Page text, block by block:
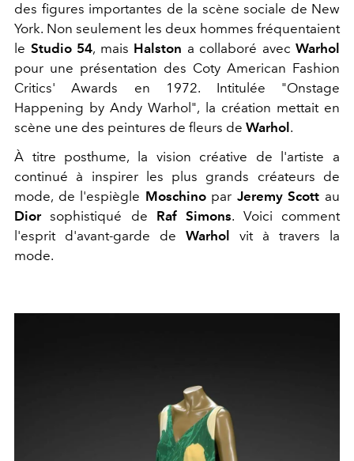
des figures importantes de la scène sociale de New
York. Non seulement les deux hommes fréquentaient
le Studio 54, mais Halston a collaboré avec Warhol
pour une présentation des Coty American Fashion
Critics' Awards en 1972. Intitulée "Onstage
Happening by Andy Warhol", la création mettait en
scène une des peintures de fleurs de Warhol .
À titre posthume, la vision créative de l'artiste a
continué à inspirer les plus grands créateurs de
mode, de l'espiègle Moschinopar Jeremy Scott au
Diorsophistiqué de Raf Simons. Voici comment
l'esprit d'avant-garde de Warhol
vit à travers la
mode.